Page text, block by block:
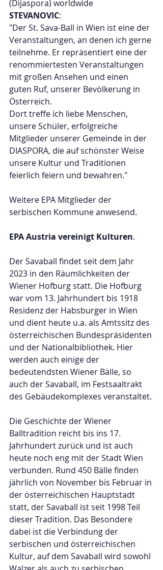
(Dijaspora) worldwide
STEVANOVIC:
"Der St. Sava-Ball in Wien ist eine der
Veranstaltungen, an denen ich gerne
teilnehme. Er repräsentiert eine der
renommiertesten Veranstaltungen
mit großen Ansehen und einen
guten Ruf, unserer Bevölkerung in
Österreich.
Dort treffe ich liebe Menschen,
unsere Schüler, erfolgreiche
Mitglieder unserer Gemeinde in der
DIASPORA, die auf schönster Weise
unsere Kultur und Traditionen
feierlich feiern und bewahren."
Weitere EPA Mitglieder der
serbischen Kommune anwesend.
EPAAustria vereinigt Kulturen.
Der Savaball findet seit dem Jahr
2023 in den Räumlichkeiten der
Wiener Hofburg statt. Die Hofburg
war vom 13. Jahrhundert bis 1918
Residenz der Habsburger in Wien
und dient heute u.a. als Amtssitz des
österreichischen Bundespräsidenten
und der Nationalbibliothek. Hier
werden auch einige der
bedeutendsten Wiener Bälle, so
auch der Savaball, im Festsaaltrakt
des Gebäudekomplexes veranstaltet.
Die Geschichte der Wiener
Balltradition reicht bis ins 17.
Jahrhundert zurück und ist auch
heute noch eng mit der Stadt Wien
verbunden. Rund 450 Bälle finden
jährlich von November bis Februar in
der österreichischen Hauptstadt
statt, der Savaball ist seit 1998 Teil
dieser Tradition. Das Besondere
dabei ist die Verbindung der
serbischen und österreichischen
Kultur, auf dem Savaball wird sowohl